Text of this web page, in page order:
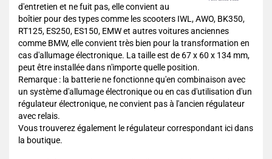
d'entretien et ne fuit pas, elle convient au
boîtier pour des types comme les scooters IWL, AWO, BK350,
RT125, ES250, ES150, EMW et autres voitures anciennes
comme BMW, elle convient très bien pour la transformation en
cas d'allumage électronique. La taille est de 67 x 60 x 134 mm,
peut être installée dans n'importe quelle position.
Remarque : la batterie ne fonctionne qu'en combinaison avec
un système d'allumage électronique ou en cas d'utilisation d'un
régulateur électronique, ne convient pas à l'ancien régulateur
avec relais.
Vous trouverez également le régulateur correspondant ici dans
la boutique.